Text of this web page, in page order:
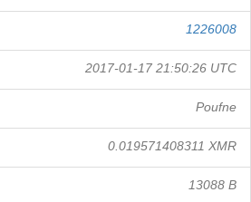
1226008
2017-01-17 21:50:26 UTC
Poufne
0.019571408311 XMR
13088 B